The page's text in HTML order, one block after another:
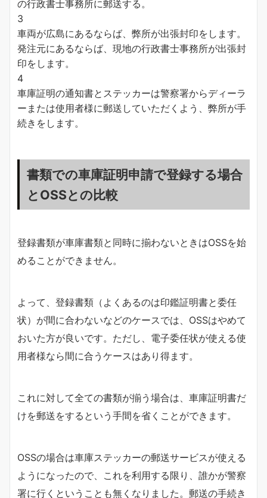
の行政書士事務所に郵送する。
3
車両が広島にあるならば、弊所が出張封印をします。
発注元にあるならば、現地の行政書士事務所が出張封
印をします。
4
車庫証明の通知書とステッカーは警察署からディーラ
ーまたは使用者様に郵送していただくよう、弊所が手
続きをします。
書類での車庫証明申請で登録する場合
とOSSとの比較
登録書類が車庫書類と同時に揃わないときはOSSを始
めることができません。
よって、登録書類（よくあるのは印鑑証明書と委任
状）が間に合わないなどのケースでは、OSSはやめて
おいた方が良いです。ただし、電子委任状が使える使
用者様なら間に合うケースはあり得ます。
これに対して全ての書類が揃う場合は、車庫証明書だ
けを郵送をするという手間を省くことができます。
OSSの場合は車庫ステッカーの郵送サービスが使える
ようになったので、これを利用する限り、誰かが警察
署に行くということも無くなりました。郵送の手続き